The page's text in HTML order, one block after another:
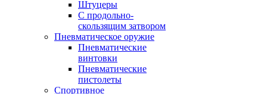
Штуцеры
С продольно-
скользящим затвором
Пневматическое оружие
Пневматические
винтовки
Пневматические
пистолеты
Спортивное